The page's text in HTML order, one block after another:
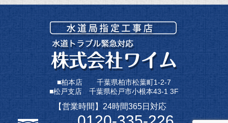
■柏本店 千葉県柏市松葉町1-2-7
■松戸支店 千葉県松戸市小根本43-1 3F
【営業時間】24時間365日対応